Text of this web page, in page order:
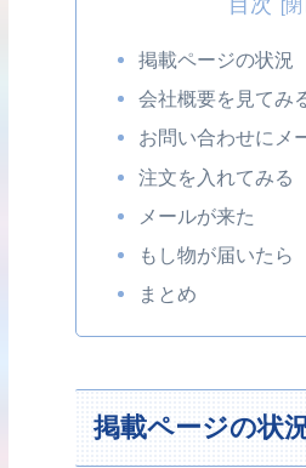
掲載ページの状況
会社概要を見てみ
お問い合わせにメ
注文を入れてみる
メールが来た
もし物が届いたら
まとめ
掲載ページの状